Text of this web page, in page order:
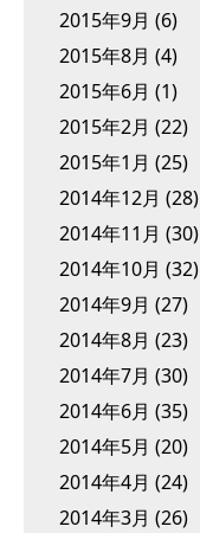
2015年9月 (6)
2015年8月 (4)
2015年6月 (1)
2015年2月 (22)
2015年1月 (25)
2014年12月 (28)
2014年11月 (30)
2014年10月 (32)
2014年9月 (27)
2014年8月 (23)
2014年7月 (30)
2014年6月 (35)
2014年5月 (20)
2014年4月 (24)
2014年3月 (26)